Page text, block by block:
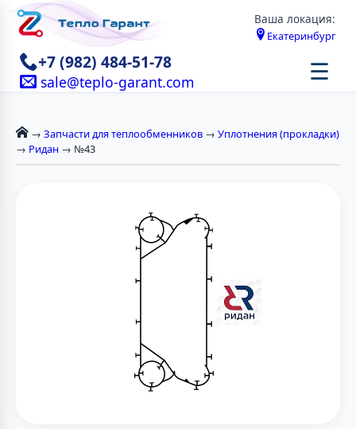
Ваша локация:
Екатеринбург
+7 (982) 484-51-78
sale@teplo-garant.com ☰
→ Запчасти для теплообменников → Уплотнения (прокладки)
→ Ридан → №43